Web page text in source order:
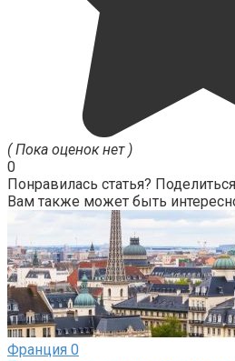
( Пока оценок нет )
0
Понравилась статья?
Вам также может быть
Франция 0